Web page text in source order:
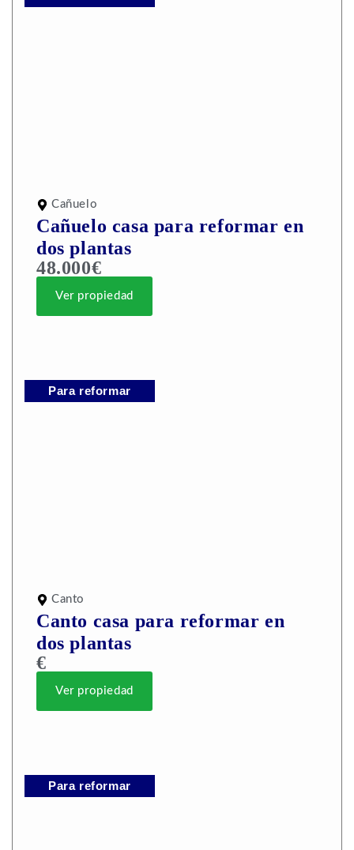
Cañuelo
Cañuelo casa para reformar en
dos plantas
48.000€
Ver propiedad
Para reformar
Canto
Canto casa para reformar en
dos plantas
€
Ver propiedad
Para reformar